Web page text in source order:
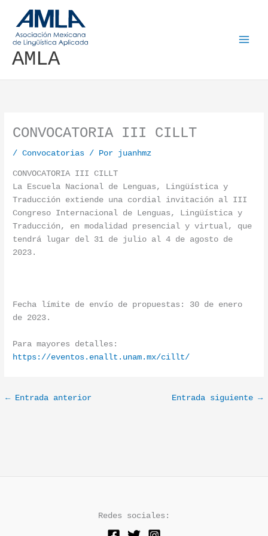
AMLA
CONVOCATORIA III CILLT
/Convocatorias / Por juanhmz
CONVOCATORIA III CILLT
La Escuela Nacional de Lenguas, Lingüística y
Traducción extiende una cordial invitación al III
Congreso Internacional de Lenguas, Lingüística y
Traducción, en modalidad presencial y virtual, que
tendrá lugar del 31 de julio al 4 de agosto de
2023.
Fecha límite de envío de propuestas: 30 de enero
de 2023.
Para mayores detalles:
https://eventos.enallt.unam.mx/cillt/
←Entrada anterior Entrada siguiente →
Redes sociales: